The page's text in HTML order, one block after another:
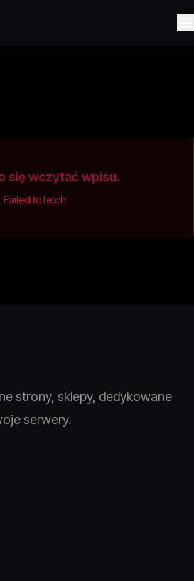
się wczytać wpisu.
Failed to fetch
strony, sklepy, dedykowane
serwery.